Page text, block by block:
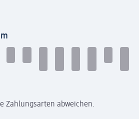
Zahlungsarten abweichen.